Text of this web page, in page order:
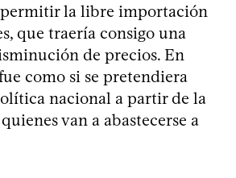
la libre importación
que traería consigo una
de precios. En
como si se pretendiera
nacional a partir de la
van a abastecerse a